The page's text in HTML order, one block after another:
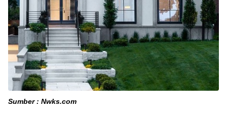
Sumber : Nwks.com